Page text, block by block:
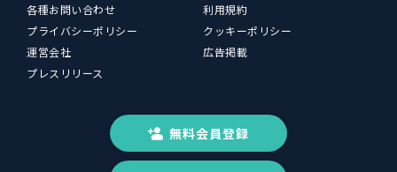
各種お問い合わせ
利用規約
プライバシーポリシー
クッキーポリシー
運営会社
広告掲載
プレスリリース
無料会員登録